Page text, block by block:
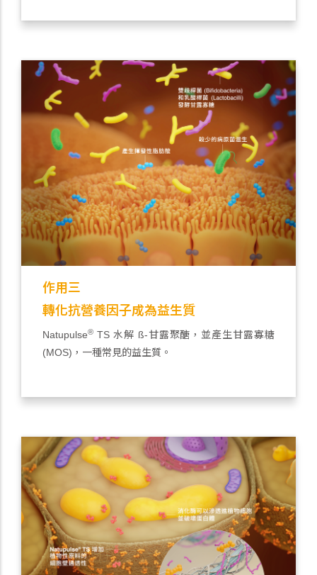
作用三
轉化抗營養因子成為益生質
Natupulse® TS 水解 ß-甘露聚醣，並產生甘露寡糖
(MOS)，一種常見的益生質。